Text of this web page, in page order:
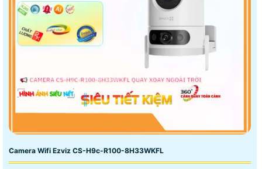
Camera Wifi Ezviz CS-H9c-R100-8H33WKFL